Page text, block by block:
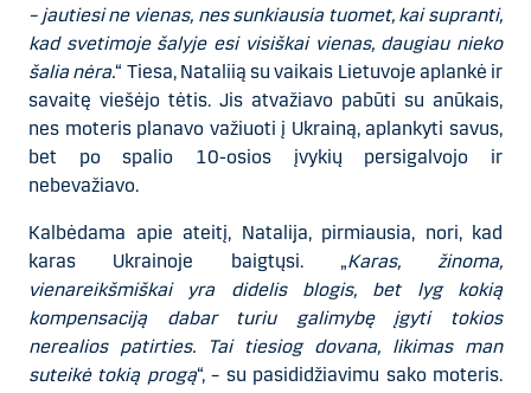
– jautiesi ne vienas, nes sunkiausia tuomet, kai supranti,
kad svetimoje šalyje esi visiškai vienas, daugiau nieko
šalia nėra.“ Tiesa, Nataliią su vaikais Lietuvoje aplankė ir
savaitę viešėjo tėtis. Jis atvažiavo pabūti su anūkais,
nes moteris planavo važiuoti į Ukrainą, aplankyti savus,
bet po spalio 10-osios įvykių persigalvojo ir
nebevažiavo.
Kalbėdama apie ateitį, Natalija, pirmiausia, nori, kad
karas Ukrainoje baigtųsi. „Karas, žinoma,
vienareikšmiškai yra didelis blogis, bet lyg kokią
kompensaciją dabar turiu galimybę įgyti tokios
nerealios patirties. Tai tiesiog dovana, likimas man
suteikė tokią progą“, – su pasididžiavimu sako moteris.